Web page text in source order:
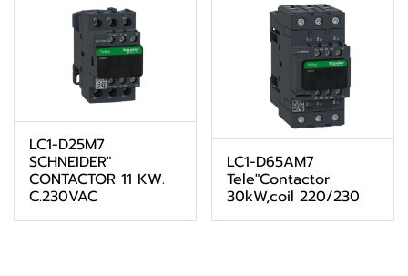
LC1-D25M7
SCHNEIDER"
CONTACTOR 11 KW.
C.230VAC
LC1-D65AM7
Tele"Contactor
30kW,coil 220/230